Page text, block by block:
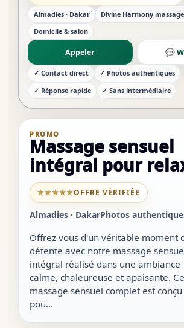
sensuel complet est conçu pou...
Almadies · Dakar
Divine Harmony
Domicile & salon
Appeler 💬
✓ Contact direct
✓ Photos authentiques
✓ Réponse rapide
✓ Sans intermédiaire
PROMO
Massage sensuel
intégral pour
★★★★★OFFRE VÉRIFIÉE
Almadies · DakarPhotos
Offrez vous d'un véritable moment
détente avec notre massage
intégral réalisé dans une ambiance
calme, chaleureuse et apaisante. Ce
massage sensuel complet est conçu
pou...